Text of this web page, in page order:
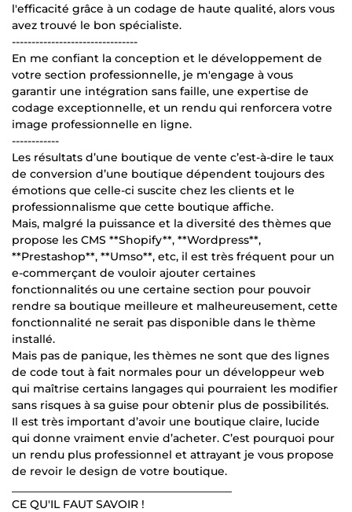
l'efficacité grâce à un codage de haute qualité, alors vous
avez trouvé le bon spécialiste.
--------------------------------
En me confiant la conception et le développement de
votre section professionnelle, je m'engage à vous
garantir une intégration sans faille, une expertise de
codage exceptionnelle, et un rendu qui renforcera votre
image professionnelle en ligne.
------------
Les résultats d’une boutique de vente c’est-à-dire le taux
de conversion d’une boutique dépendent toujours des
émotions que celle-ci suscite chez les clients et le
professionnalisme que cette boutique affiche.
Mais, malgré la puissance et la diversité des thèmes que
propose les CMS **Shopify**, **Wordpress**,
**Prestashop**, **Umso**, etc, il est très fréquent pour un
e-commerçant de vouloir ajouter certaines
fonctionnalités ou une certaine section pour pouvoir
rendre sa boutique meilleure et malheureusement, cette
fonctionnalité ne serait pas disponible dans le thème
installé.
Mais pas de panique, les thèmes ne sont que des lignes
de code tout à fait normales pour un développeur web
qui maîtrise certains langages qui pourraient les modifier
sans risques à sa guise pour obtenir plus de possibilités.
Il est très important d’avoir une boutique claire, lucide
qui donne vraiment envie d’acheter. C’est pourquoi pour
un rendu plus professionnel et attrayant je vous propose
de revoir le design de votre boutique.
CE QU'IL FAUT SAVOIR !